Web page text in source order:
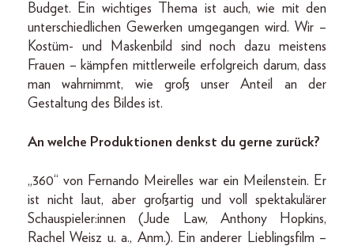
Budget. Ein wichtiges Thema ist auch, wie mit den
unterschiedlichen Gewerken umgegangen wird. Wir –
Kostüm- und Maskenbild sind noch dazu meistens
Frauen – kämpfen mittlerweile erfolgreich darum, dass
man wahrnimmt, wie groß unser Anteil an der
Gestaltung des Bildes ist.
An welche Produktionen denkst du gerne zurück?
„360“ von Fernando Meirelles war ein Meilenstein. Er
ist nicht laut, aber großartig und voll spektakulärer
Schauspieler:innen (Jude Law, Anthony Hopkins,
Rachel Weisz u. a., Anm.). Ein anderer Lieblingsfilm –